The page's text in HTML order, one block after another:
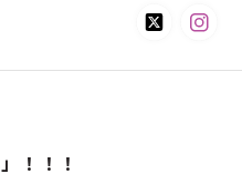
！！！